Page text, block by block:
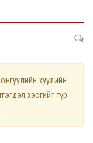
хуулийн
хэсгийг түр